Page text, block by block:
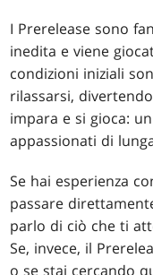
I Prerelease sono
inedita e viene
condizioni iniziali
rilassarsi,
impara e si gioca:
appassionati di
Se hai esperienza
passare
parlo di ciò che ti
Se, invece, il
o se stai cercando